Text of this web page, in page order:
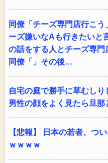
同僚「チーズ専門店行こ
ーズ嫌いなAも行きたいと
の話をする人とチーズ専門
同僚「」その後…
自宅の庭で勝手に草むし
男性の顔をよく見たら旦
【悲報】 日本の若者、つ
ｗｗｗｗ